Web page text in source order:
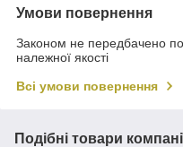
Умови повернення
Законом не передбачено
належної якості
Всі умови повернення
Подібні товари